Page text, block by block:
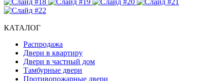
КАТАЛОГ
Распродажа
Двери в квартиру
Двери в частный дом
Тамбурные двери
Противопожарные двери